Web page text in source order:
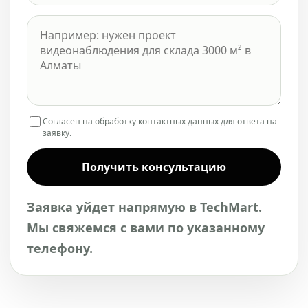
Согласен на обработку контактных данных для ответа на
заявку.
Получить консультацию
Заявка уйдет напрямую в TechMart.
Мы свяжемся с вами по указанному
телефону.